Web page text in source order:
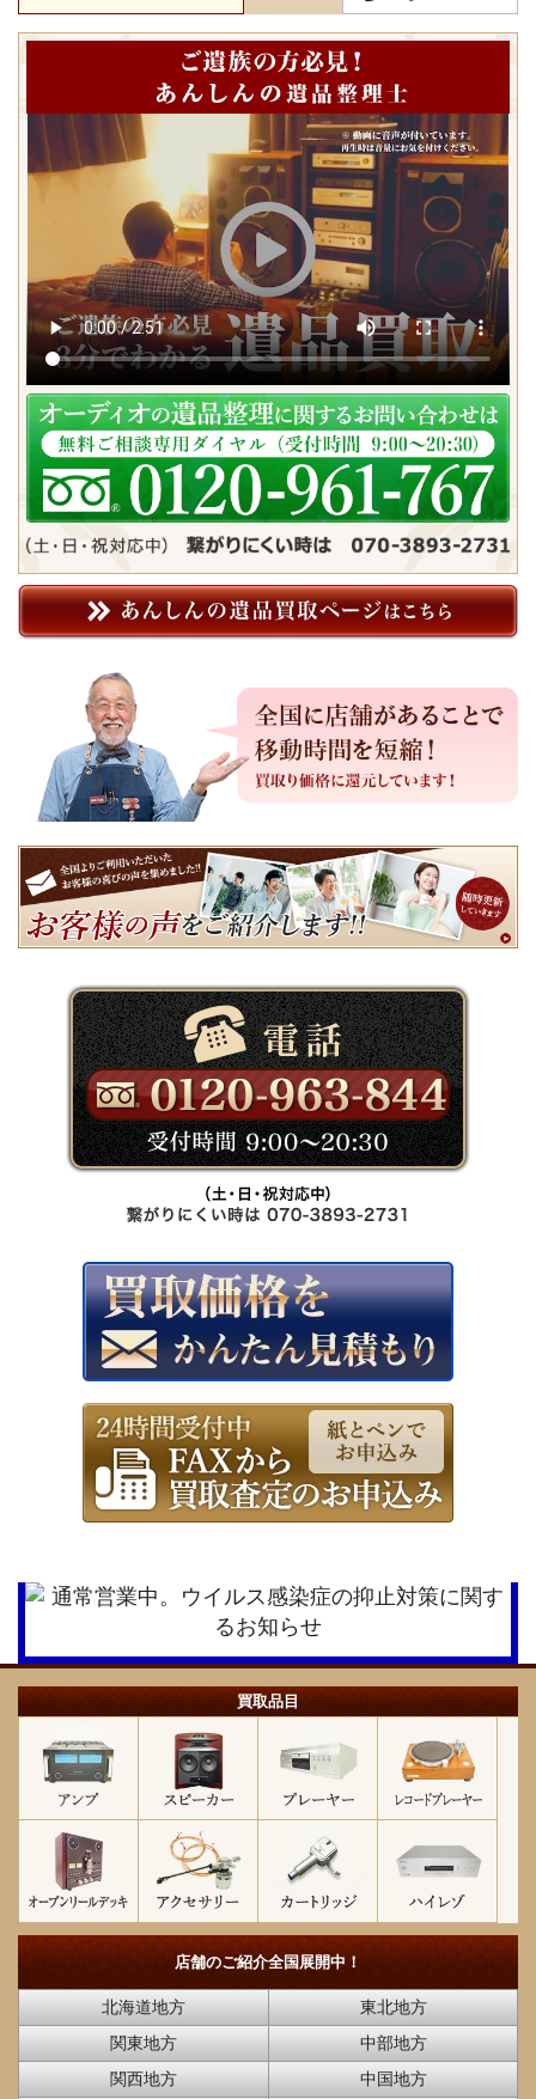
買取品目
店舗のご紹介全国展開中！
北海道地方
東北地方
関東地方
中部地方
関西地方
中国地方